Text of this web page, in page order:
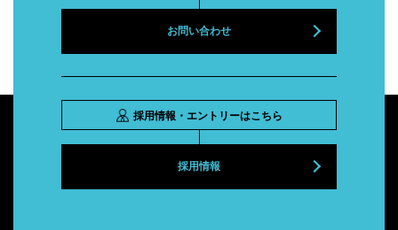
お問い合わせ
採用情報・エントリーはこちら
採用情報